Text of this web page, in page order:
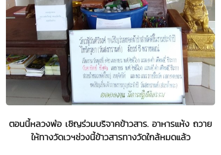
ตอนนี้หลวงพ่อ เชิญร่วมบริจาคข้าวสาร. อาหารแห้ง ถวาย
ให้ทางวัดเวฯช่วงนี้ข้าวสารทางวัดใกล้หมดแล้ว